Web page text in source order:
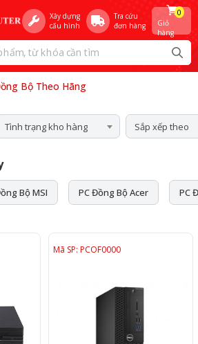
Xây dựng
cấu hình
Tra cứu
đơn hàng
Giỏ
hàng
0
Bộ Theo Hãng
Tình trạng kho hàng Sắp xếp theo
Bộ MSI PC Đồng Bộ Acer PC
Mã SP: PCOF0000